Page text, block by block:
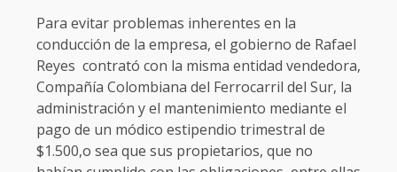
Para evitar problemas inherentes en la
conducción de la empresa, el gobierno de Rafael
Reyes contrató con la misma entidad vendedora,
Compañía Colombiana del Ferrocarril del Sur, la
administración y el mantenimiento mediante el
pago de un módico estipendio trimestral de
$1.500,o sea que sus propietarios, que no